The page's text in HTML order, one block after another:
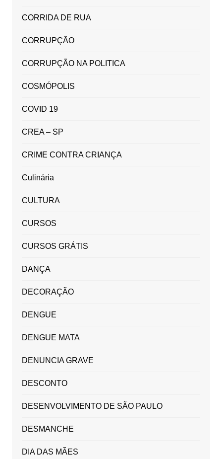
CORRIDA DE RUA
CORRUPÇÃO
CORRUPÇÃO NA POLITICA
COSMÓPOLIS
COVID 19
CREA – SP
CRIME CONTRA CRIANÇA
Culinária
CULTURA
CURSOS
CURSOS GRÁTIS
DANÇA
DECORAÇÃO
DENGUE
DENGUE MATA
DENUNCIA GRAVE
DESCONTO
DESENVOLVIMENTO DE SÃO PAULO
DESMANCHE
DIA DAS MÃES